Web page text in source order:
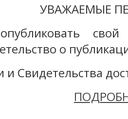
УВАЖАЕМЫЕ
о
и Свидетельства